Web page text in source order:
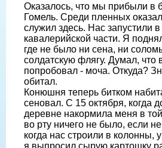
Оказалось, что мы прибыли в
Гомель. Среди пленных
служил здесь. Нас запустили
кавалерийской части. Я
где не было ни сена, ни
солдатскую флягу. Думал, что
попробовал - моча. Откуда?
обитал.
Конюшня теперь битком
сеновал. С 15 октября, когда
деревне накормила меня в
во рту ничего не было, если не
когда нас строили в колонны,
я выпросил сырую картошку